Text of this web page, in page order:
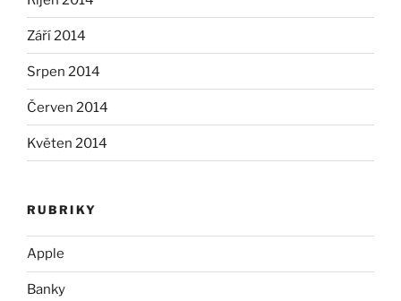
Září 2014
Srpen 2014
Červen 2014
Květen 2014
RUBRIKY
Apple
Banky